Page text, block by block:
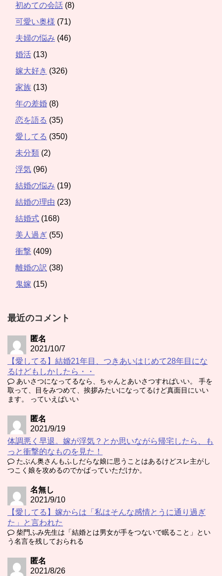
初めての会話 (8)
可愛い奥様 (71)
夫婦の悩み (46)
婚活 (13)
嫁大好き (326)
家族 (13)
年の差婚 (8)
恋を語る (35)
愛してる (350)
未分類 (2)
浮気 (96)
結婚の悩み (19)
結婚の理由 (23)
結婚式 (168)
美人過ぎ (55)
衝撃 (409)
離婚の訳 (38)
鬼嫁 (15)
最近のコメント
匿名
2021/10/7
【愛してる】結婚21年目、つきあいはじめて28年目にな
るけどもしかしたら・・
あいさつになってるなら、ちゃんとあいさつすればいい。 手を
取って、目をみつめて、挨拶みたいになってるけど真面目にいい
ます。 っていえばいい
匿名
2021/9/19
体調悪く早退。嫁が浮気？とか思いながら帰宅したら、も
っと衝撃的なものを見た！
たぶん奥さんもふしだらな娘に思うことはあるけどスレ主がし
つこく娘を攻めるのでかばっていただけか。
名無し
2021/9/10
【愛してる】嫁からは「私はそんな感情とうに通り過ぎ
た」と言われた
柴門ふみ先生は「結婚とは男女が手をつないで眠ること」とい
う名言を残しておられる
匿名
2021/8/26